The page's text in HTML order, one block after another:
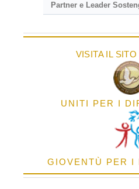
Partner e Leader
VISITA IL
UNITI PER I
GIOVENTÙ PER I